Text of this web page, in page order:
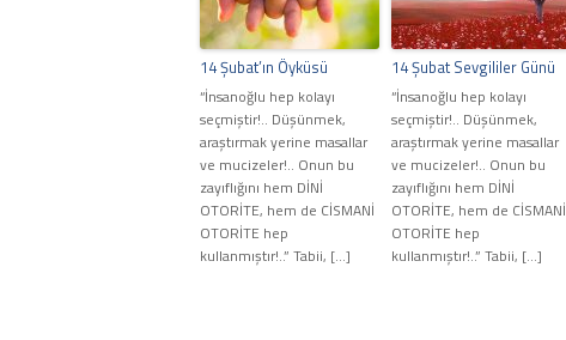
14 Şubat’ın Öyküsü
“İnsanoğlu hep kolayı
seçmiştir!.. Düşünmek,
araştırmak yerine masallar
ve mucizeler!.. Onun bu
zayıflığını hem DİNİ
OTORİTE, hem de CİSMANİ
OTORİTE hep
kullanmıştır!..” Tabii, […]
14 Şubat Sevgililer Günü
“İnsanoğlu hep kolayı
seçmiştir!.. Düşünmek,
araştırmak yerine masallar
ve mucizeler!.. Onun bu
zayıflığını hem DİNİ
OTORİTE, hem de CİSMANİ
OTORİTE hep
kullanmıştır!..” Tabii, […]